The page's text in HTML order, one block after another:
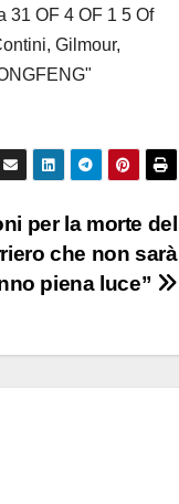
per la morte del
che non sarà
piena luce”